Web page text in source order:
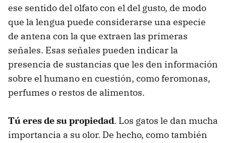
ese sentido del olfato con el del gusto, de modo
que la lengua puede considerarse una especie
de antena con la que extraen las primeras
señales. Esas señales pueden indicar la
presencia de sustancias que les den información
sobre el humano en cuestión, como feromonas,
perfumes o restos de alimentos.
Tú eres de su propiedad. Los gatos le dan mucha
importancia a su olor. De hecho, como también